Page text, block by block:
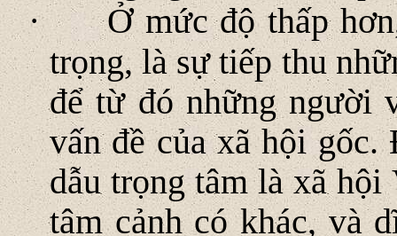
·
Ở mức độ thấp
trọng, là sự tiếp thu
để từ đó những người
vấn đề của xã hội
dẫu trọng tâm là xã
tâm cảnh có khác, và